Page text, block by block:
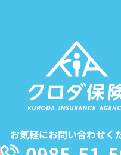
お気軽にお問い合わせく